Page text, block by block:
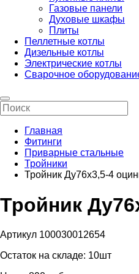
Газовые панели
Духовые шкафы
Плиты
Пеллетные котлы
Дизельные котлы
Электрические котлы
Сварочное
Главная
Фитинги
Приварные стальные
Тройники
Тройник Ду76х3,5-4
Тройник
Артикул 100030012654
Остаток на складе: 10шт